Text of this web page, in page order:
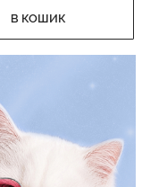
В КОШИК